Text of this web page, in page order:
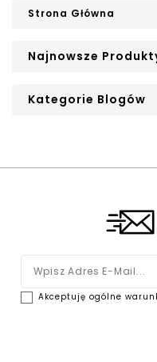
Strona Główna
Najnowsze
Kategorie Blogów
Akceptuję ogólne